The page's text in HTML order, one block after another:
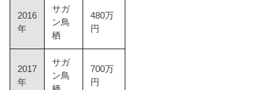
2016
年
サガ
ン鳥
栖
480万
円
2017
年
サガ
ン鳥
700万
円